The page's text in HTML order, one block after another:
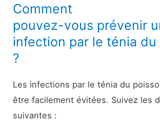
Comment
pouvez-vous prévenir
infection par le ténia du
?
Les infections par le ténia du
être facilement évitées. Suivez les
suivantes :